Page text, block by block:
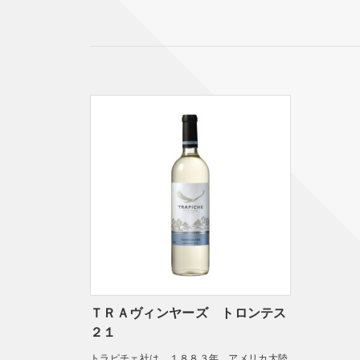
ＴＲＡヴィンヤーズ トロンテス
２１